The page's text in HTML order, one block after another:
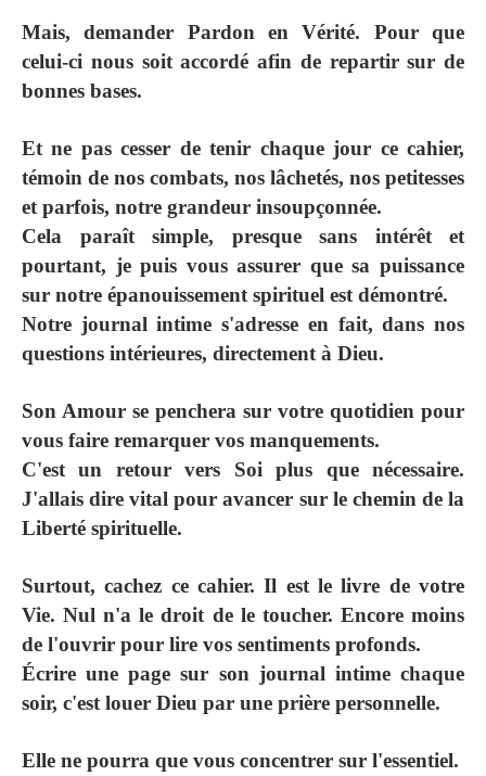
Mais, demander Pardon en Vérité. Pour que
celui-ci nous soit accordé afin de repartir sur de
bonnes bases.
Et ne pas cesser de tenir chaque jour ce cahier,
témoin de nos combats, nos lâchetés, nos petitesses
et parfois, notre grandeur insoupçonnée.
Cela paraît simple, presque sans intérêt et
pourtant, je puis vous assurer que sa puissance
sur notre épanouissement spirituel est démontré.
Notre journal intime s'adresse en fait, dans nos
questions intérieures, directement à Dieu.
Son Amour se penchera sur votre quotidien pour
vous faire remarquer vos manquements.
C'est un retour vers Soi plus que nécessaire.
J'allais dire vital pour avancer sur le chemin de la
Liberté spirituelle.
Surtout, cachez ce cahier. Il est le livre de votre
Vie. Nul n'a le droit de le toucher. Encore moins
de l'ouvrir pour lire vos sentiments profonds.
Écrire une page sur son journal intime chaque
soir, c'est louer Dieu par une prière personnelle.
Elle ne pourra que vous concentrer sur l'essentiel.